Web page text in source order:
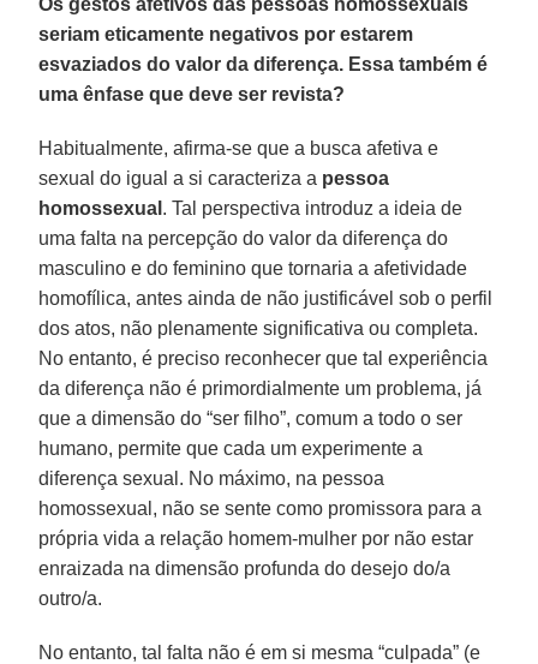
seriam eticamente negativos por estarem
esvaziados do valor da diferença. Essa também é
uma ênfase que deve ser revista?
Habitualmente, afirma-se que a busca afetiva e
sexual do igual a si caracteriza a pessoa
homossexual . Tal perspectiva introduz a ideia de
uma falta na percepção do valor da diferença do
masculino e do feminino que tornaria a afetividade
homofílica, antes ainda de não justificável sob o perfil
dos atos, não plenamente significativa ou completa.
No entanto, é preciso reconhecer que tal experiência
da diferença não é primordialmente um problema, já
que a dimensão do “ser filho”, comum a todo o ser
humano, permite que cada um experimente a
diferença sexual. No máximo, na pessoa
homossexual, não se sente como promissora para a
própria vida a relação homem-mulher por não estar
enraizada na dimensão profunda do desejo do/a
outro/a.
No entanto, tal falta não é em si mesma “culpada” (e